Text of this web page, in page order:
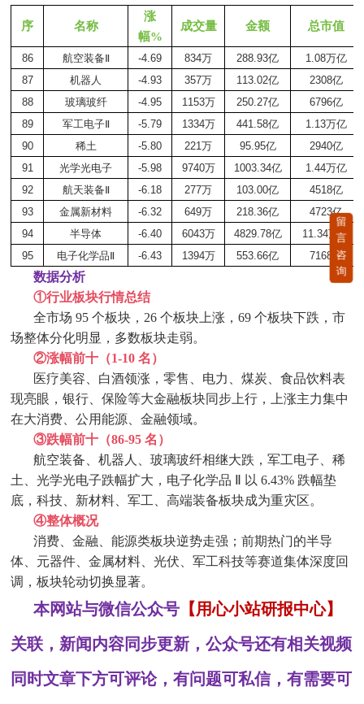
序 名称
涨
幅%
成交量 金额 总市值
86 航空装备Ⅱ -4.69 834万 288.93亿 1.08万亿
87
机器人 -4.93 357万 113.02亿 2308亿
88
玻璃玻纤 -4.95 1153万 250.27亿 6796亿
89
军工电子Ⅱ -5.79 1334万 441.58亿 1.13万亿
90
稀土 -5.80 221万 95.95亿 2940亿
91
光学光电子 -5.98 9740万 1003.34亿 1.44万亿
92
航天装备Ⅱ -6.18 277万 103.00亿 4518亿
93
金属新材料 -6.32 649万 218.36亿 4723亿
94
半导体 -6.40 6043万 4829.78亿 11.34万亿
95
电子化学品Ⅱ -6.43 1394万 553.66亿 7168 亿
数据分析
①行业板块行情总结
全市场 95 个板块，26 个板块上涨，69 个板块下跌，市
场整体分化明显，多数板块走弱。
②涨幅前十（1-10 名）
医疗美容、白酒领涨，零售、电力、煤炭、食品饮料表
现亮眼，银行、保险等大金融板块同步上行，上涨主力集中
在大消费、公用能源、金融领域。
③跌幅前十（86-95 名）
航空装备、机器人、玻璃玻纤相继大跌，军工电子、稀
土、光学光电子跌幅扩大，电子化学品
Ⅱ 以 6.43% 跌幅垫
底，科技、新材料、军工、高端装备板块成为重灾区。
④整体概况
消费、金融、能源类板块逆势走强；前期热门的半导
体、元器件、金属材料、光伏、军工科技等赛道集体深度回
调，板块轮动切换显著。
本网站与微信公众号 【用心小站研报中心】
关联，新闻内容同步更新，公众号还有相关视频
同时文章下方可评论，有问题可私信，有需要可
留
言
咨
询